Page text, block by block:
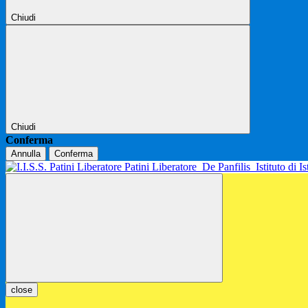
Chiudi
Chiudi
Conferma
Annulla Conferma
Patini Liberatore De Panfilis Istituto di
close